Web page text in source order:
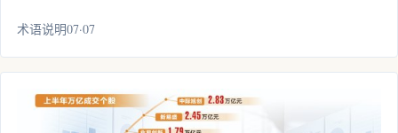
术语说明07·07